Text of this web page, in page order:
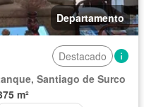
Departamento
Destacado
Santiago de Surco
m²